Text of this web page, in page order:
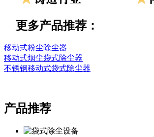
更多产品推荐：
移动式粉尘除尘器
移动式烟尘袋式除尘器
不锈钢移动式袋式除尘器
产品推荐